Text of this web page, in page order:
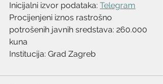
Inicijalni izvor podataka: Telegram
Procijenjeni iznos rastrošno
potrošenih javnih sredstava: 260.000
kuna
Institucija: Grad Zagreb